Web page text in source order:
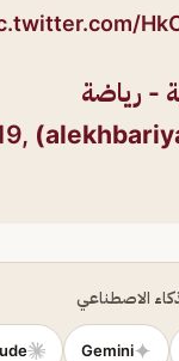
- رياضة
الاصطناعي
Gemini